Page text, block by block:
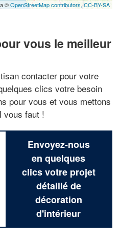
©OpenStreetMap contributors, CC-BY-SA
vous le meilleur
contacter pour votre
clics votre besoin
pour vous et vous mettons
vous faut !
Envoyez-nous
en quelques
clics votre projet
détaillé de
décoration
d'intérieur